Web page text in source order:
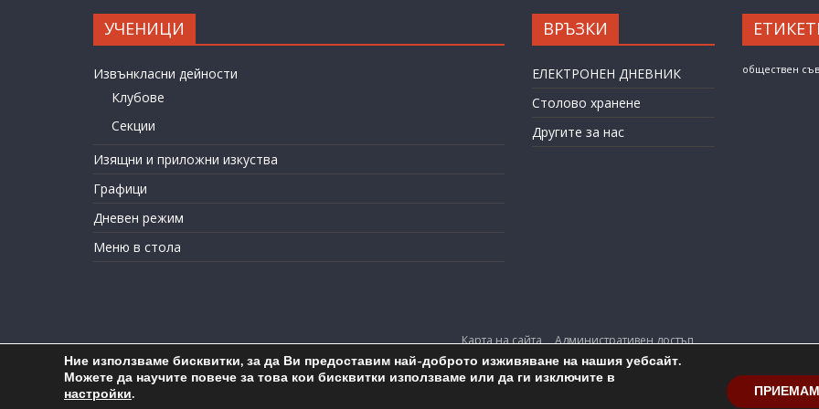
УЧЕНИЦИ
Извънкласни дейности
Клубове
Секции
Изящни и приложни изкуства
Графици
Дневен режим
Меню в стола
ВРЪЗКИ
ЕЛЕКТРОНЕН ДНЕВНИК
Столово хранене
Другите за нас
обществен
Карта на сайта Административен достъп
Copyright © 2026ОУ "Любен Каравелов" гр. Бургас . All rights
Ние използваме бисквитки, за да Ви предоставим най-доброто изживяване на нашия уебсайт.
Можете да научите повече за това кои бисквитки използваме или да ги изключите в
настройки. ПРИЕМАМ